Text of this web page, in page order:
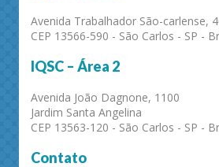
Avenida Trabalhador São-carlense,
CEP 13566-590 - São Carlos - SP -
IQSC – Área 2
Avenida João Dagnone, 1100
Jardim Santa Angelina
CEP 13563-120 - São Carlos - SP -
Contato